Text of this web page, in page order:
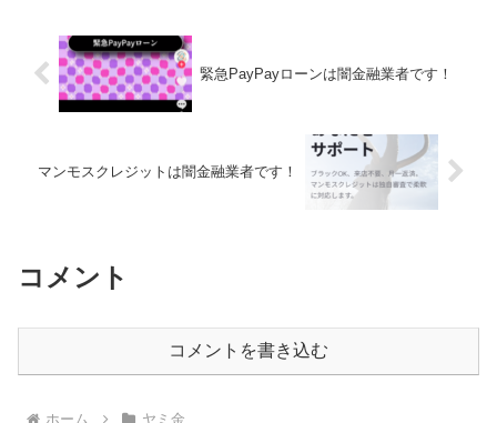
緊急PayPayローンは闇金融業者です！
マンモスクレジットは闇金融業者です！
コメント
コメントを書き込む
ホーム ヤミ金